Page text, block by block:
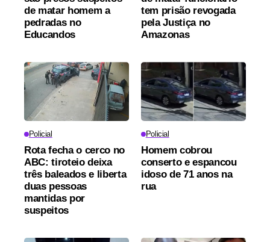
de matar homem a
pedradas no
Educandos
tem prisão revogada
pela Justiça no
Amazonas
Policial
Rota fecha o cerco no
ABC: tiroteio deixa
três baleados e liberta
duas pessoas
mantidas por
suspeitos
Policial
Homem cobrou
conserto e espancou
idoso de 71 anos na
rua